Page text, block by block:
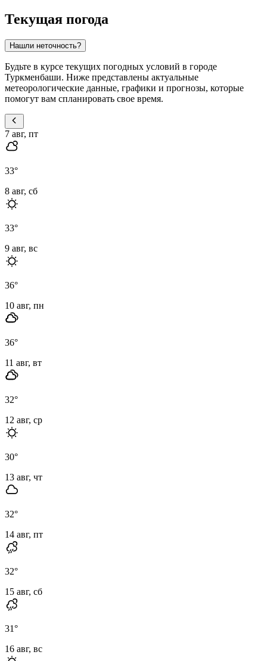
Текущая погода
Нашли неточность?
Будьте в курсе текущих погодных условий в городе
Туркменбаши. Ниже представлены актуальные
метеорологические данные, графики и прогнозы, которые
помогут вам спланировать свое время.
7 авг, пт
33°
8 авг, сб
33°
9 авг, вс
36°
10 авг, пн
36°
11 авг, вт
32°
12 авг, ср
30°
13 авг, чт
32°
14 авг, пт
32°
15 авг, сб
31°
16 авг, вс